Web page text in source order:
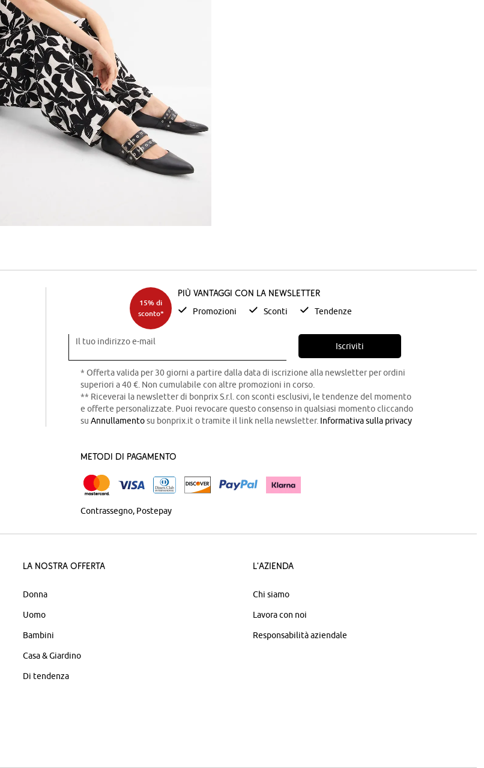
15% di
sconto*
Più vantaggi con la newsletter
Promozioni Sconti Tendenze
Il tuo indirizzo e-mail Iscriviti
* Offerta valida per 30 giorni a partire dalla data di iscrizione alla newsletter per ordini
superiori a 40 €. Non cumulabile con altre promozioni in corso.
** Riceverai la newsletter di bonprix S.r.l. con sconti esclusivi, le tendenze del momento
e offerte personalizzate. Puoi revocare questo consenso in qualsiasi momento cliccando
su Annullamentosu bonprix.it o tramite il link nella newsletter. Informativa sulla privacy
Metodi di pagamento
Contrassegno Postepay
La nostra offerta
Donna
Uomo
Bambini
Casa & Giardino
Di tendenza
L'azienda
Chi siamo
Lavora con noi
Responsabilità aziendale